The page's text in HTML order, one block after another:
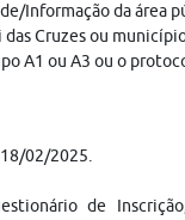
Informação da área
Cruzes ou
A1 ou A3 ou o
02/2025.
de